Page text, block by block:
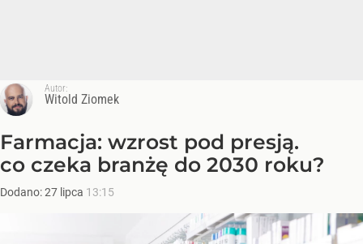
Autor:
Witold Ziomek
Farmacja: wzrost pod presją.
co czeka branżę do 2030 roku?
Dodano:27 lipca 13:15